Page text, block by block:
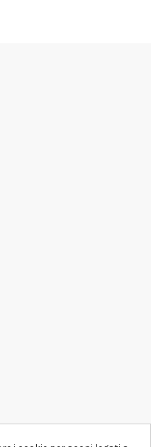
un messaggio importante.